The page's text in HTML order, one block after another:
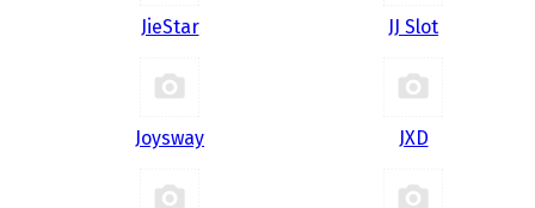
JieStar JJ Slot
Joysway JXD